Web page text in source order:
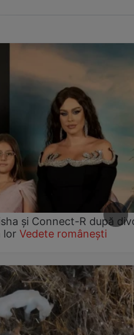
și Connect-R după
lor Vedete românești